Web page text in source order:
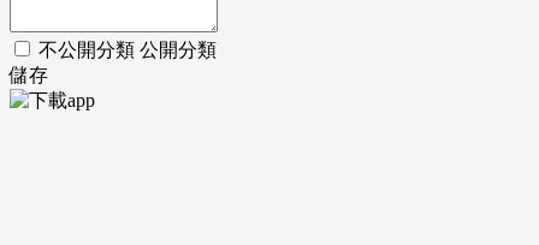
不公開分類 公開分類
儲存